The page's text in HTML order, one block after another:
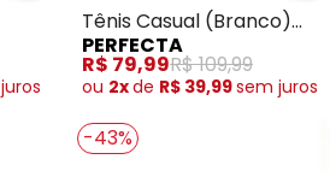
juros
Tênis Casual (Branco)
em Sintético
PERFECTA
R$ 79,99R$ 109,99
ou 2xde R$ 39,99sem juros
-43%